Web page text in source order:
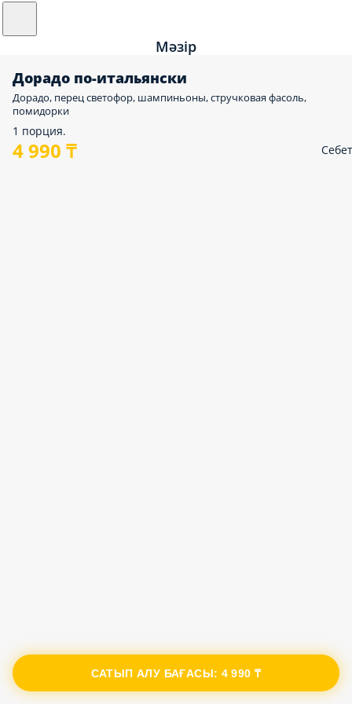
Мәзір
Дорадо по-итальянски
Дорадо, перец светофор, шампиньоны, стручковая фасоль,
помидорки
1 порция.
4 990 ₸
САТЫП АЛУ БАҒАСЫ: 4 990 ₸